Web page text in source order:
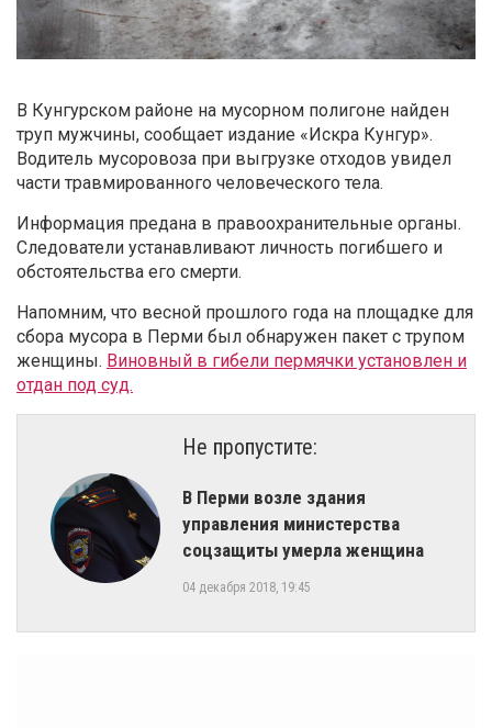
В Кунгурском районе на мусорном полигоне найден
труп мужчины, сообщает издание «Искра Кунгур».
Водитель мусоровоза при выгрузке отходов увидел
части травмированного человеческого тела.
Информация предана в правоохранительные органы.
Следователи устанавливают личность погибшего и
обстоятельства его смерти.
Напомним, что весной прошлого года на площадке для
сбора мусора в Перми был обнаружен пакет с трупом
женщины. Виновный в гибели пермячки установлен и
отдан под суд.
Не пропустите:
​В Перми возле здания
управления министерства
соцзащиты умерла женщина
04 декабря 2018, 19:45